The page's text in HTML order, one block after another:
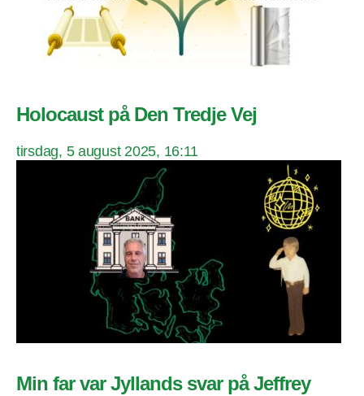
Holocaust på Den Tredje Vej
tirsdag, 5 august 2025, 16:11
Min far var Jyllands svar på Jeffrey